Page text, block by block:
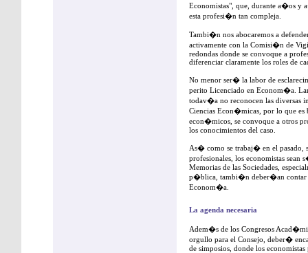
Economistas", que, durante a�os y
esta profesi�n tan compleja.
Tambi�n nos abocaremos a
activamente con la Comisi�n de
redondas donde se convoque a
diferenciar claramente los roles de
No menor ser� la labor de
perito Licenciado en Econom�a.
todav�a no reconocen las diversas
Ciencias Econ�micas, por lo que es
econ�micos, se convoque a otros
los conocimientos del caso.
As� como se trabaj� en el pasado,
profesionales, los economistas sean
Memorias de las Sociedades,
p�blica, tambi�n deber�an contar
Econom�a.
La agenda necesaria
Adem�s de los Congresos
orgullo para el Consejo, deber�
de simposios, donde los